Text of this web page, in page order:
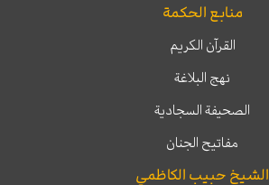
منابع الحكمة
القرآن الكريم
نهج البلاغة
الصحيفة السجادية
مفاتيح الجنان
الشيخ حبيب الكاظمي